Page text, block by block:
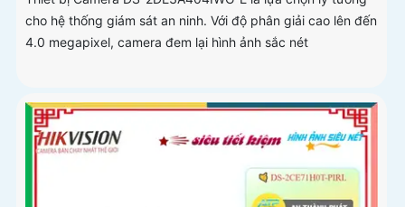
cho hệ thống giám sát an ninh. Với độ phân giải cao lên đến
4.0 megapixel, camera đem lại hình ảnh sắc nét